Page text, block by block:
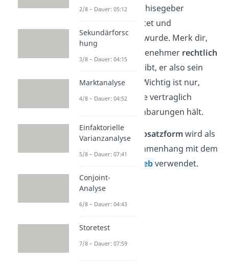
vorher vom Franchisegeber
erfolgreich getestet und
weiterentwickelt wurde. Merk dir,
dass der Franchisenehmer rechtlich
bleibt, er also sein
eigener Chef ist. Wichtig ist nur,
dass er sich an die vertraglich
geregelten Vereinbarungen hält.
Franchising als
Absatzformwird als
Beispiel im Zusammenhang mit dem
indirekten Vertriebverwendet.
2/8 – Dauer: 05:12
Sekundärforsc
hung
3/8 – Dauer: 04:15
Marktanalyse
4/8 – Dauer: 04:52
Einfaktorielle
Varianzanalyse
5/8 – Dauer: 07:41
Conjoint-
Analyse
6/8 – Dauer: 04:43
Storetest
7/8 – Dauer: 07:59